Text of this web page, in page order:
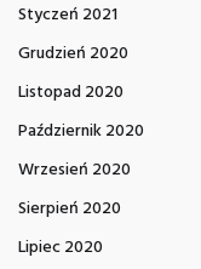
Styczeń 2021
Grudzień 2020
Listopad 2020
Październik 2020
Wrzesień 2020
Sierpień 2020
Lipiec 2020